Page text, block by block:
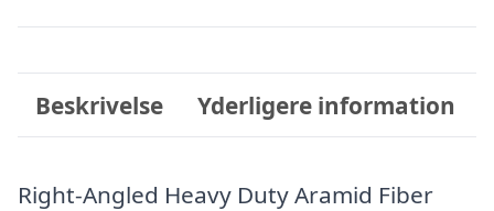
Beskrivelse Yderligere information
Right-Angled Heavy Duty Aramid Fiber